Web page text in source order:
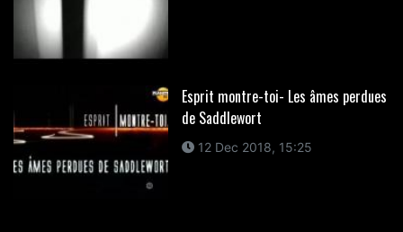
Esprit montre-toi- Les âmes perdues
de Saddlewort
12 Dec 2018, 15:25